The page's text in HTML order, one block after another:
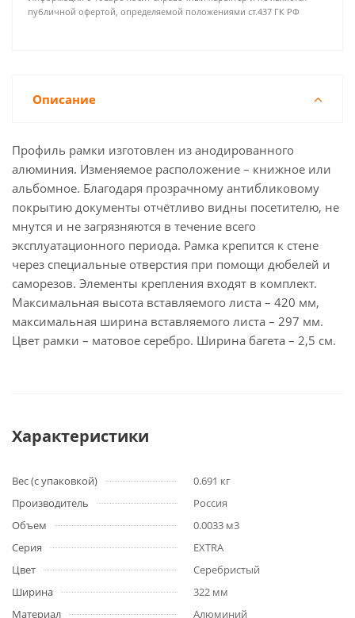
публичной офертой, определяемой положениями ст.437 ГК РФ
Описание
Профиль рамки изготовлен из анодированного
алюминия. Изменяемое расположение – книжное или
альбомное. Благодаря прозрачному антибликовому
покрытию документы отчётливо видны посетителю, не
мнутся и не загрязняются в течение всего
эксплуатационного периода. Рамка крепится к стене
через специальные отверстия при помощи дюбелей и
саморезов. Элементы крепления входят в комплект.
Максимальная высота вставляемого листа – 420 мм,
максимальная ширина вставляемого листа – 297 мм.
Цвет рамки – матовое серебро. Ширина багета – 2,5 см.
Характеристики
Вес (с упаковкой)
0.691 кг
Производитель
Россия
Объем
0.0033 м3
Серия
EXTRA
Цвет
Серебристый
Ширина
322 мм
Материал
Алюминий